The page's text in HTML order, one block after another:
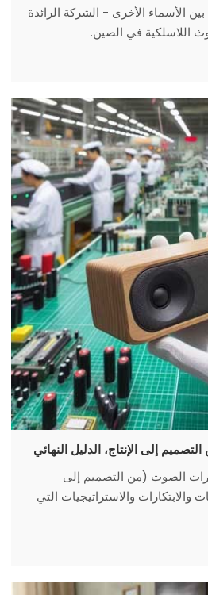
الأسماء الأخرى - الشركة الرائدة
اللاسلكية في الصين.
إلى الإنتاج، الدليل النهائي
الصوت (من التصميم إلى
والابتكارات والاستراتيجيات التي